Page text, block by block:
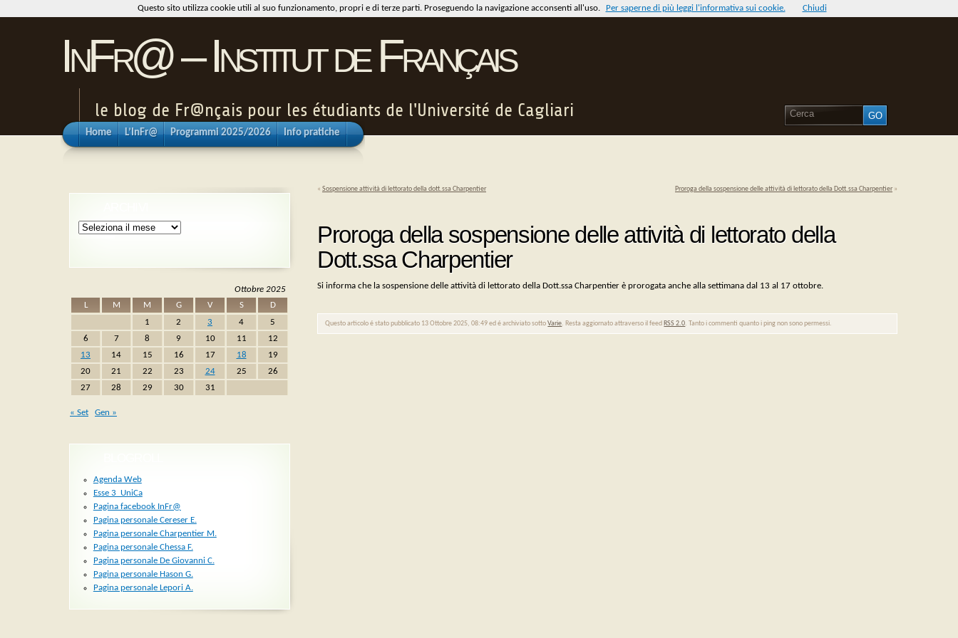
InFr@ – Institut de Français
le blog de Fr@nçais pour les étudiants de l'Université de Cagliari
Home L’InFr@ Programmi 2025/2026 Info pratiche
« Sospensione attività di lettorato della dott.ssa Charpentier Proroga della sospensione delle attività di lettorato della Dott.ssa Charpentier»
Proroga della sospensione delle attività di lettorato della
Dott.ssa Charpentier
Si informa che la sospensione delle attività di lettorato della Dott.ssa Charpentier è prorogata anche alla settimana dal 13 al 17 ottobre.
Questo articolo é stato pubblicato 13 Ottobre 2025, 08:49 ed é archiviato sottoVarie. Resta aggiornato attraverso il feed RSS 2.0. Tanto i commenti quanto i ping non sono permessi.
Archivi
Ottobre 2025
L
M M G V S
D
1
2 3 4
5
6
7 8 9 10 11
12
13
14 15 16 17 18
19
20
21 22 23 24 25
26
27
28 29 30 31
« Set Gen »
Agenda Web
Esse 3_UniCa
Pagina facebook InFr@
Pagina personale Cereser E.
Pagina personale Charpentier M.
Pagina personale Chessa F.
Pagina personale De Giovanni C.
Pagina personale Hason G.
Pagina personale Lepori A.
Questo sito utilizza cookie utili al suo funzionamento, propri e di terze parti. Proseguendo la navigazione acconsenti all'uso. Per saperne di più leggi l'informativa sui cookie. Chiudi